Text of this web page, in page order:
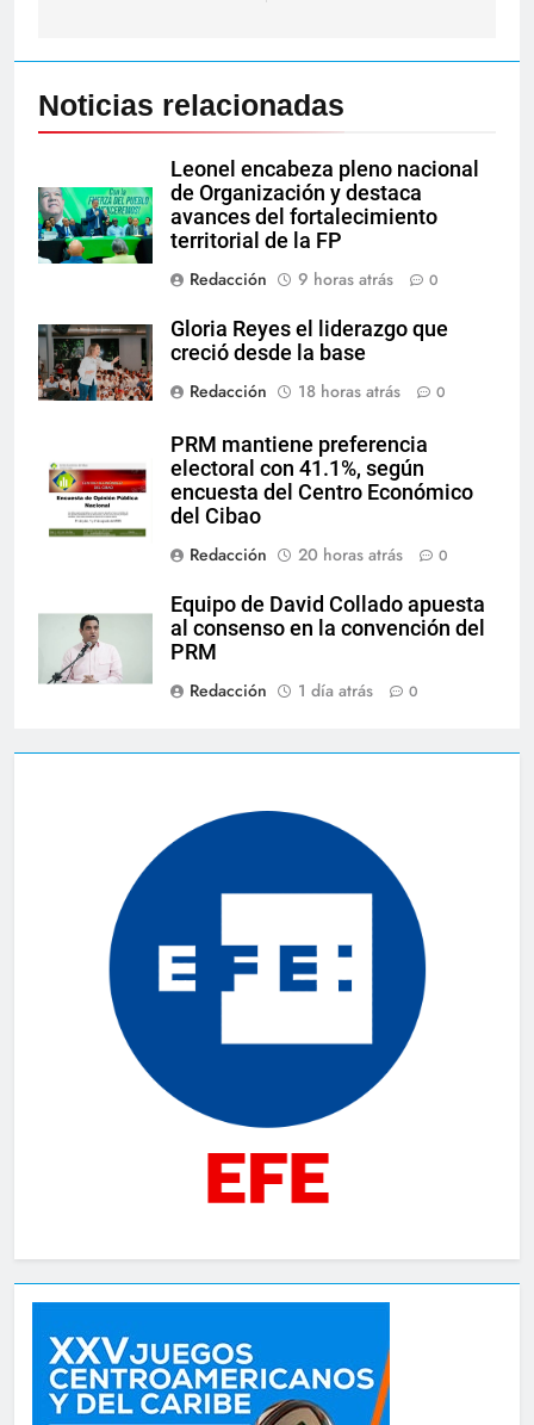
Noticias relacionadas
Leonel encabeza pleno nacional
de Organización y destaca
avances del fortalecimiento
territorial de la FP
Redacción
9 horas atrás 0
Gloria Reyes el liderazgo que
creció desde la base
Redacción
18 horas atrás 0
PRM mantiene preferencia
electoral con 41.1%, según
encuesta del Centro Económico
del Cibao
Redacción
20 horas atrás 0
Equipo de David Collado apuesta
al consenso en la convención del
PRM
Redacción
1 día atrás 0